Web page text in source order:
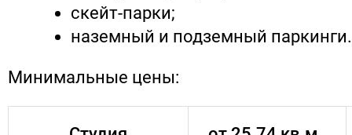
скейт-парки;
наземный и подземный паркинги.
Минимальные цены: